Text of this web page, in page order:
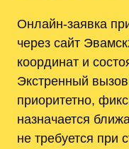
Онлайн-заявка
через сайт
координат и
Экстренный
приоритетно,
назначается
не требуется при